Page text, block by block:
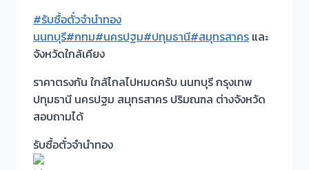
#รับซื้อตั๋วจำนำทอง
นนทบุรี#กทม#นครปฐม#ปทุมธานี#สมุทรสาคร และ
จังหวัดใกล้เคียง
ราคาตรงกัน ใกล้ไกลไปหมดครับ นนทบุรี กรุงเทพ
ปทุมธานี นครปฐม สมุทรสาคร ปริมณฑล ต่างจังหวัด
สอบถามได้
รับซื้อตั๋วจำนำทอง